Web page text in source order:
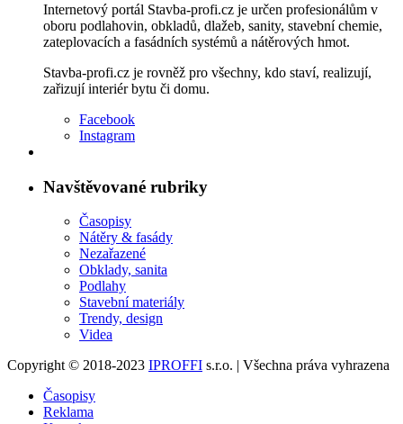
Internetový portál Stavba-profi.cz je určen profesionálům v
oboru podlahovin, obkladů, dlažeb, sanity, stavební chemie,
zateplovacích a fasádních systémů a nátěrových hmot.
Stavba-profi.cz je rovněž pro všechny, kdo staví, realizují,
zařizují interiér bytu či domu.
Facebook
Instagram
Navštěvované rubriky
Časopisy
Nátěry & fasády
Nezařazené
Obklady, sanita
Podlahy
Stavební materiály
Trendy, design
Videa
Copyright © 2018-2023 IPROFFI s.r.o. | Všechna práva vyhrazena
Časopisy
Reklama